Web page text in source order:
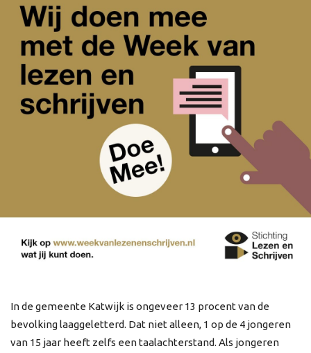
In de gemeente Katwijk is ongeveer 13 procent van de
bevolking laaggeletterd. Dat niet alleen, 1 op de 4 jongeren
van 15 jaar heeft zelfs een taalachterstand. Als jongeren